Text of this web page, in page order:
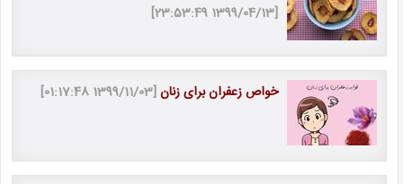
[1399/04/13 23:53:49]
خواص زعفران برای زنان[1399/11/03 01:17:48]